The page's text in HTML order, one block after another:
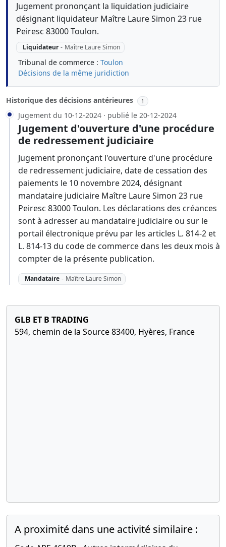
Jugement prononçant la liquidation judiciaire
désignant liquidateur Maître Laure Simon 23 rue
Peiresc 83000 Toulon.
Liquidateur - Maître Laure Simon
Tribunal de commerce : Toulon
Décisions de la même juridiction
Historique des décisions antérieures 1
Jugement du 10-12-2024 · publié le 20-12-2024
Jugement d'ouverture d'une procédure
de redressement judiciaire
Jugement prononçant l'ouverture d'une procédure
de redressement judiciaire, date de cessation des
paiements le 10 novembre 2024, désignant
mandataire judiciaire Maître Laure Simon 23 rue
Peiresc 83000 Toulon. Les déclarations des créances
sont à adresser au mandataire judiciaire ou sur le
portail électronique prévu par les articles L. 814-2 et
L. 814-13 du code de commerce dans les deux mois à
compter de la présente publication.
Mandataire - Maître Laure Simon
GLB ET B TRADING
594, chemin de la Source 83400, Hyères, France
A proximité dans une activité similaire :